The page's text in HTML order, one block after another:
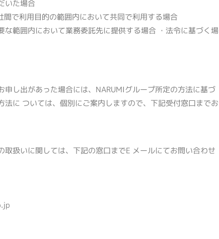
いた場合
間で利用目的の範囲内において共同で利用する場合
な範囲内において業務委託先に提供する場合 ・法令に基づく場
申し出があった場合には、NARUMIグループ所定の方法に基づ
法に ついては、個別にご案内しますので、下記受付窓口までお
取扱いに関しては、下記の窓口までE メールにてお問い合わせ